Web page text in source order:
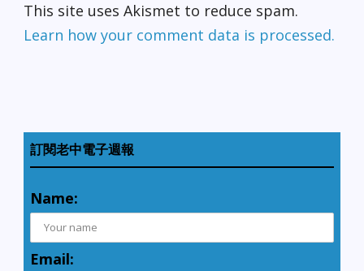
This site uses Akismet to reduce spam.
Learn how your comment data is processed.
訂閱老中電子週報
Name:
Email: